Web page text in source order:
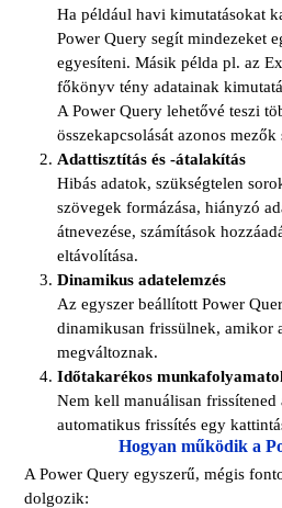
Ha például havi kimutatásokat
Power Query segít mindezeket
egyesíteni. Másik példa pl. az
főkönyv tény adatainak
A Power Query lehetővé teszi
összekapcsolását azonos mezők
Adattisztítás és -átalakítás
Hibás adatok, szükségtelen
szövegek formázása, hiányzó
átnevezése, számítások
eltávolítása.
Dinamikus adatelemzés
Az egyszer beállított Power
dinamikusan frissülnek, amikor
megváltoznak.
Időtakarékos
Nem kell manuálisan
automatikus frissítés egy
Hogyan működik a
A Power Query egyszerű, mégis
dolgozik: